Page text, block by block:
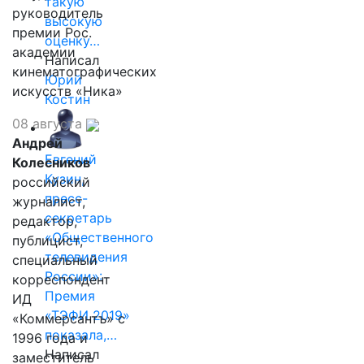
высокую
оценку…
Написал
Юрий
Костин
Евгений
Кузин,
пресс-
секретарь
«Общественного
телевидения
России»:
Премия
«ТЭФИ 2019»
показала,…
Написал
руководитель
премии Рос.
академии
кинематографических
искусств «Ника»
08 августа
Андрей
Колесников
российский
журналист,
редактор,
публицист,
специальный
корреспондент
ИД
«Коммерсантъ» с
1996 года и
заместитель